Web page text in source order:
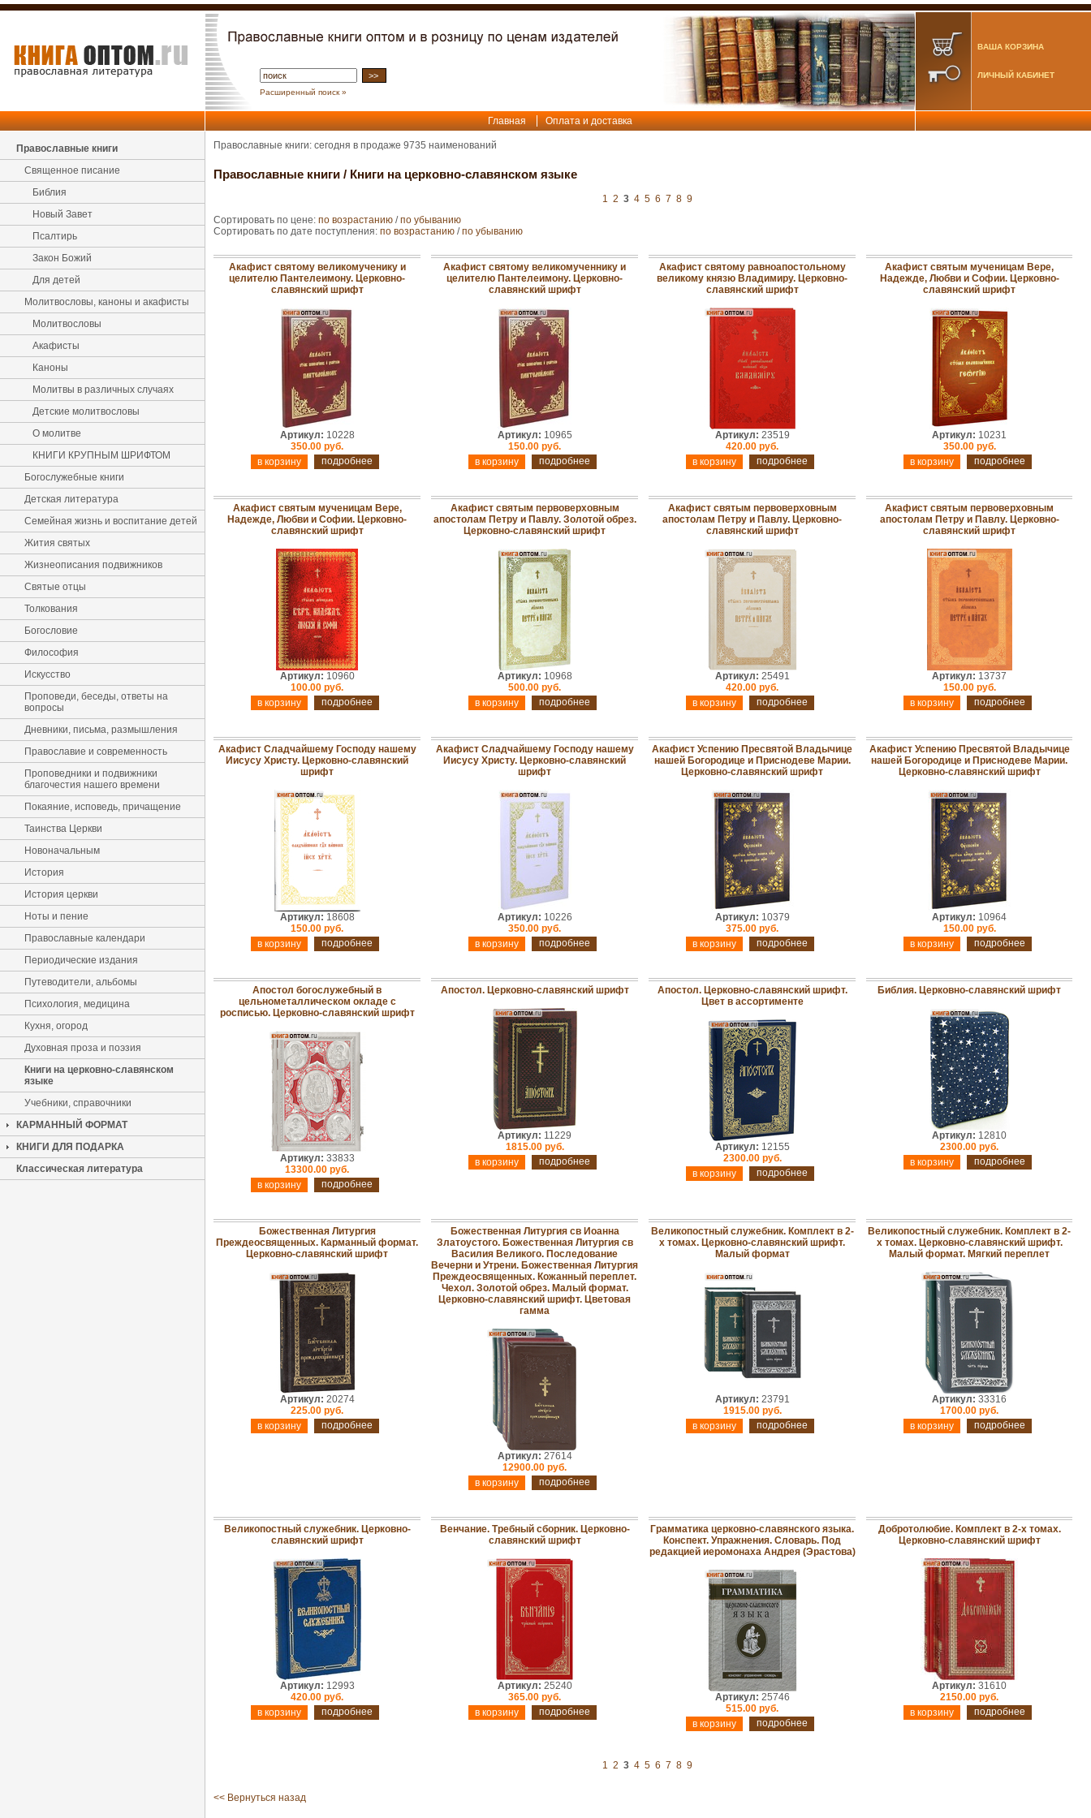
Расширенный поиск »
ВАША КОРЗИНА
ЛИЧНЫЙ КАБИНЕТ
Главная Оплата и доставка
Православные книги
Священное писание
Библия
Новый Завет
Псалтирь
Закон Божий
Для детей
Молитвословы, каноны и акафисты
Молитвословы
Акафисты
Каноны
Молитвы в различных случаях
Детские молитвословы
О молитве
КНИГИ КРУПНЫМ ШРИФТОМ
Богослужебные книги
Детская литература
Семейная жизнь и воспитание детей
Жития святых
Жизнеописания подвижников
Святые отцы
Толкования
Богословие
Философия
Искусство
Проповеди, беседы, ответы на
вопросы
Дневники, письма, размышления
Православие и современность
Проповедники и подвижники
благочестия нашего времени
Покаяние, исповедь, причащение
Таинства Церкви
Новоначальным
История
История церкви
Ноты и пение
Православные календари
Периодические издания
Путеводители, альбомы
Психология, медицина
Кухня, огород
Духовная проза и поэзия
Книги на церковно-славянском
языке
Учебники, справочники
КАРМАННЫЙ ФОРМАТ
КНИГИ ДЛЯ ПОДАРКА
Классическая литература
Православные книги: сегодня в продаже 9735 наименований
Православные книги / Книги на церковно-славянском языке
1 2 3 4 5 6 7 8 9
Сортировать по цене: по возрастанию /по убыванию
Сортировать по дате поступления: по возрастанию /по убыванию
Акафист святому великомученику и
целителю Пантелеимону. Церковно-
славянский шрифт
Артикул: 10228
350.00 руб.
подробнее
Акафист святому великомученнику и
целителю Пантелеимону. Церковно-
славянский шрифт
Артикул: 10965
150.00 руб.
подробнее
Акафист святому равноапостольному
великому князю Владимиру. Церковно-
славянский шрифт
Артикул: 23519
420.00 руб.
подробнее
Акафист святым мученицам Вере,
Надежде, Любви и Софии. Церковно-
славянский шрифт
Артикул: 10231
350.00 руб.
подробнее
Акафист святым мученицам Вере,
Надежде, Любви и Софии. Церковно-
славянский шрифт
Артикул: 10960
100.00 руб.
подробнее
Акафист святым первоверховным
апостолам Петру и Павлу. Золотой обрез.
Церковно-славянский шрифт
Артикул: 10968
500.00 руб.
подробнее
Акафист святым первоверховным
апостолам Петру и Павлу. Церковно-
славянский шрифт
Артикул: 25491
420.00 руб.
подробнее
Акафист святым первоверховным
апостолам Петру и Павлу. Церковно-
славянский шрифт
Артикул: 13737
150.00 руб.
подробнее
Акафист Сладчайшему Господу нашему
Иисусу Христу. Церковно-славянский
шрифт
Артикул: 18608
150.00 руб.
подробнее
Акафист Сладчайшему Господу нашему
Иисусу Христу. Церковно-славянский
шрифт
Артикул: 10226
350.00 руб.
подробнее
Акафист Успению Пресвятой Владычице
нашей Богородице и Приснодеве Марии.
Церковно-славянский шрифт
Артикул: 10379
375.00 руб.
подробнее
Акафист Успению Пресвятой Владычице
нашей Богородице и Приснодеве Марии.
Церковно-славянский шрифт
Артикул: 10964
150.00 руб.
подробнее
Апостол богослужебный в
цельнометаллическом окладе с
росписью. Церковно-славянский шрифт
Артикул: 33833
13300.00 руб.
подробнее
Апостол. Церковно-славянский шрифт
Артикул: 11229
1815.00 руб.
подробнее
Апостол. Церковно-славянский шрифт.
Цвет в ассортименте
Артикул: 12155
2300.00 руб.
подробнее
Библия. Церковно-славянский шрифт
Артикул: 12810
2300.00 руб.
подробнее
Божественная Литургия
Преждеосвященных. Карманный формат.
Церковно-славянский шрифт
Артикул: 20274
225.00 руб.
подробнее
Божественная Литургия св Иоанна
Златоустого. Божественная Литургия св
Василия Великого. Последование
Вечерни и Утрени. Божественная Литургия
Преждеосвященных. Кожанный переплет.
Чехол. Золотой обрез. Малый формат.
Церковно-славянский шрифт. Цветовая
гамма
Артикул: 27614
12900.00 руб.
подробнее
Великопостный служебник. Комплект в 2-
х томах. Церковно-славянский шрифт.
Малый формат
Артикул: 23791
1915.00 руб.
подробнее
Великопостный служебник. Комплект в 2-
х томах. Церковно-славянский шрифт.
Малый формат. Мягкий переплет
Артикул: 33316
1700.00 руб.
подробнее
Великопостный служебник. Церковно-
славянский шрифт
Артикул: 12993
420.00 руб.
подробнее
Венчание. Требный сборник. Церковно-
славянский шрифт
Артикул: 25240
365.00 руб.
подробнее
Грамматика церковно-славянского языка.
Конспект. Упражнения. Словарь. Под
редакцией иеромонаха Андрея (Эрастова)
Артикул: 25746
515.00 руб.
подробнее
Добротолюбие. Комплект в 2-х томах.
Церковно-славянский шрифт
Артикул: 31610
2150.00 руб.
подробнее
1 2 3 4 5 6 7 8 9
<< Вернуться назад